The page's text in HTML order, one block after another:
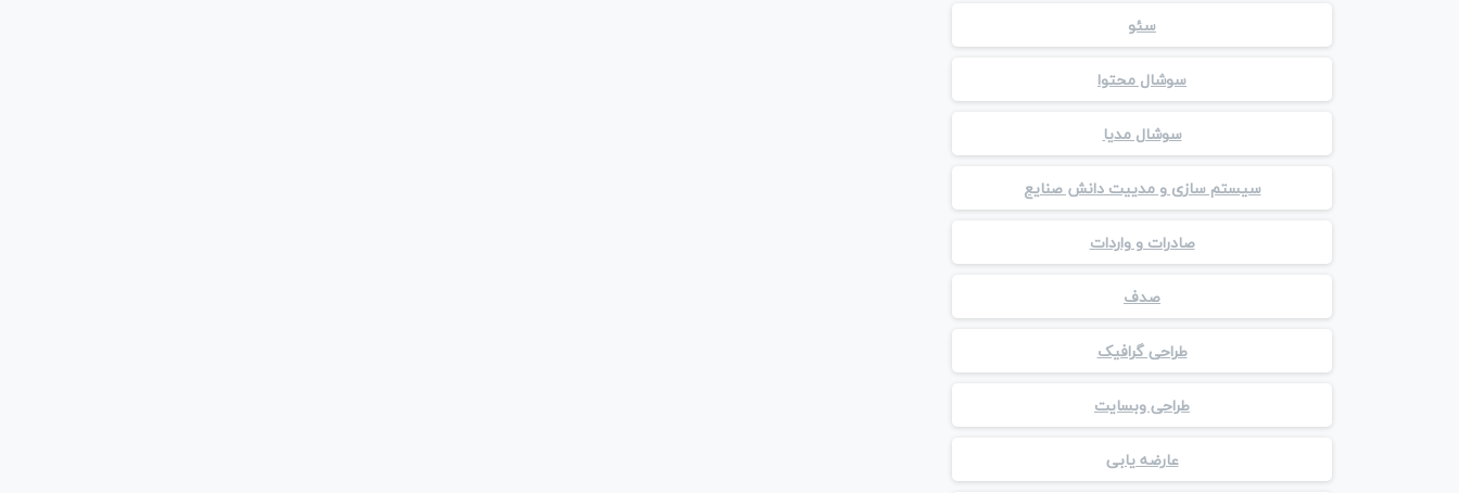
سئو
سوشال محتوا
سوشال مدیا
سیستم سازی و مدییت دانش صنایع
صادرات و واردات
صدف
طراحی گرافیک
طراحی وبسایت
عارضه یابی